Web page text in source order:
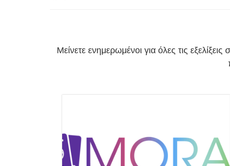
Μείνετε ενημερωμένοι για όλες τις